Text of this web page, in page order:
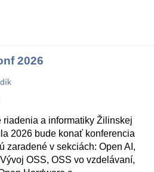
2026
riadenia a informatiky Žilinskej
2026 bude konať konferencia
zaradené v sekciách: Open AI,
OSS, OSS vo vzdelávaní,